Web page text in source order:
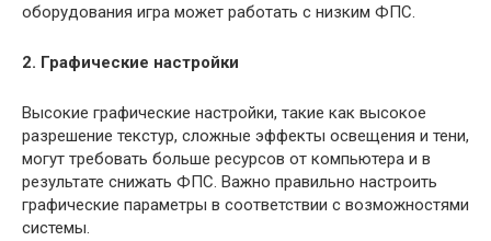
оборудования игра может работать с низким ФПС.
2. Графические настройки
Высокие графические настройки, такие как высокое
разрешение текстур, сложные эффекты освещения и тени,
могут требовать больше ресурсов от компьютера и в
результате снижать ФПС. Важно правильно настроить
графические параметры в соответствии с возможностями
системы.